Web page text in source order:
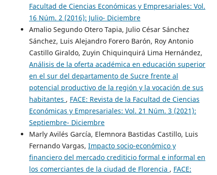
Facultad de Ciencias Económicas y Empresariales: Vol.
16 Núm. 2 (2016): Julio- Diciembre
Amalio Segundo Otero Tapia, Julio César Sánchez
Sánchez, Luis Alejandro Forero Barón, Roy Antonio
Castillo Giraldo, Zuyin Chiquinquirá Lima Hernández,
Análisis de la oferta académica en educación superior
en el sur del departamento de Sucre frente al
potencial productivo de la región y la vocación de sus
habitantes , FACE: Revista de la Facultad de Ciencias
Económicas y Empresariales: Vol. 21 Núm. 3 (2021):
Septiembre- Diciembre
Marly Avilés García, Elemnora Bastidas Castillo, Luis
Fernando Vargas, Impacto socio-económico y
financiero del mercado crediticio formal e informal en
los comerciantes de la ciudad de Florencia , FACE: